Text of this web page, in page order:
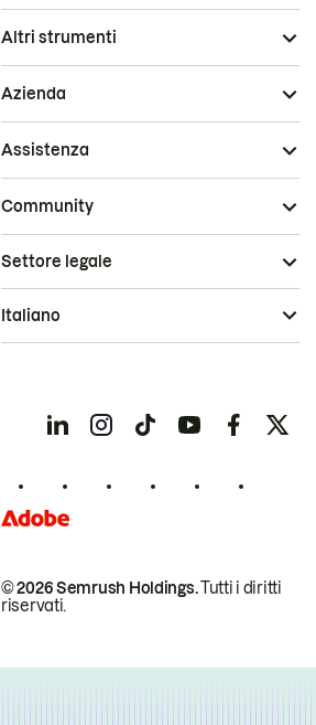
Altri strumenti
Azienda
Assistenza
Community
© 2026 Semrush Holdings.Tutti i diritti
riservati.
Settore legale
Italiano